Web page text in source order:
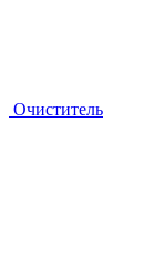
Очиститель